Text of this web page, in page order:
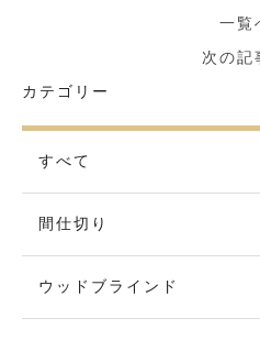
一覧
次の記
カテゴリー
すべて
間仕切り
ウッドブラインド